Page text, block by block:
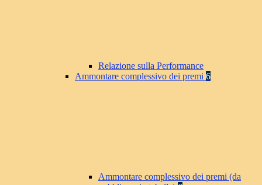
Relazione sulla Performance
Ammontare complessivo dei premi 6
Ammontare complessivo dei premi (da